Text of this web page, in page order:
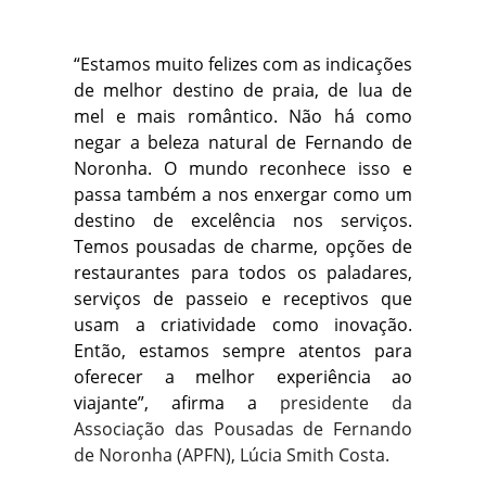
“Estamos muito felizes com as indicações
de melhor destino de praia, de lua de
mel e mais romântico. Não há como
negar a beleza natural de Fernando de
Noronha. O mundo reconhece isso e
passa também a nos enxergar como um
destino de excelência nos serviços.
Temos pousadas de charme, opções de
restaurantes para todos os paladares,
serviços de passeio e receptivos que
usam a criatividade como inovação.
Então, estamos sempre atentos para
oferecer a melhor experiência ao
viajante”, afirma a presidente da
Associação das Pousadas de Fernando
de Noronha (APFN), Lúcia Smith Costa.